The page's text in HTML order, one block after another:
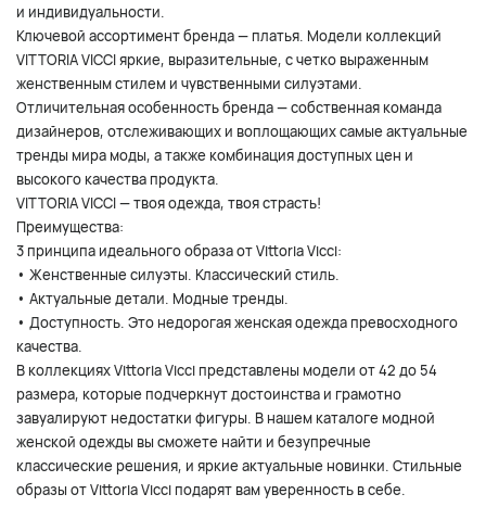
и индивидуальности.
Ключевой ассортимент бренда — платья. Модели коллекций
VITTORIA VICCI яркие, выразительные, с четко выраженным
женственным стилем и чувственными силуэтами.
Отличительная особенность бренда — собственная команда
дизайнеров, отслеживающих и воплощающих самые актуальные
тренды мира моды, а также комбинация доступных цен и
высокого качества продукта.
VITTORIA VICCI — твоя одежда, твоя страсть!
Преимущества:
3 принципа идеального образа от Vittoria Vicci:
• Женственные силуэты. Классический стиль.
• Актуальные детали. Модные тренды.
• Доступность. Это недорогая женская одежда превосходного
качества.
В коллекциях Vittoria Vicci представлены модели от 42 до 54
размера, которые подчеркнут достоинства и грамотно
завуалируют недостатки фигуры. В нашем каталоге модной
женской одежды вы сможете найти и безупречные
классические решения, и яркие актуальные новинки. Стильные
образы от Vittoria Vicci подарят вам уверенность в себе.